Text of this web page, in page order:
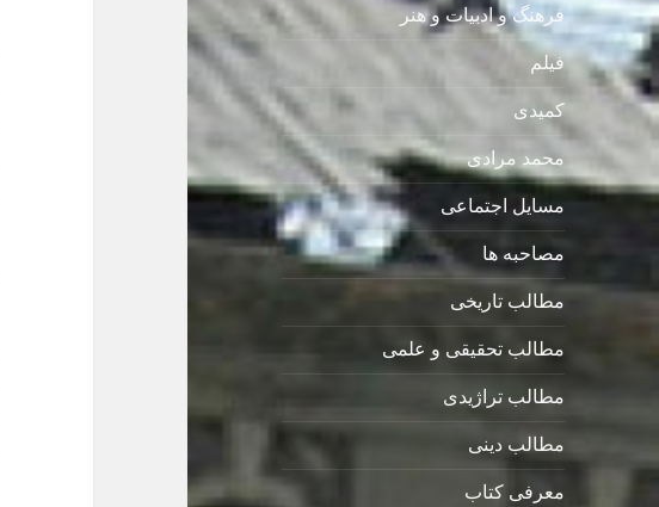
فرهنگ و ادبیات و هنر
فیلم
کمیدی
محمد مرادی
مسایل اجتماعی
مصاحبه ها
مطالب تاریخی
مطالب تحقیقی و علمی
مطالب تراژیدی
مطالب دینی
معرفی کتاب